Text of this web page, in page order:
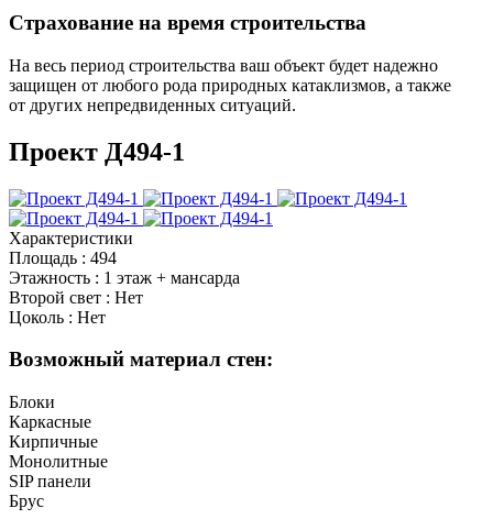
Страхование на время строительства
На весь период строительства ваш объект будет надежно
защищен от любого рода природных катаклизмов, а также
от других непредвиденных ситуаций.
Проект Д494-1
Характеристики
Площадь : 494
Этажность : 1 этаж + мансарда
Второй свет : Нет
Цоколь : Нет
Возможный материал стен:
Блоки
Каркасные
Кирпичные
Монолитные
SIP панели
Брус